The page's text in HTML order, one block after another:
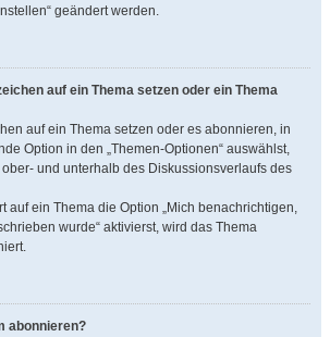
geändert werden.
auf ein Thema setzen oder ein Thema
auf ein Thema setzen oder es abonnieren, in
Option in den „Themen-Optionen“ auswählst,
und unterhalb des Diskussionsverlaufs des
auf ein Thema die Option „Mich benachrichtigen,
wurde“ aktivierst, wird das Thema
abonnieren?